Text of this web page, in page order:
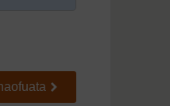
to next page